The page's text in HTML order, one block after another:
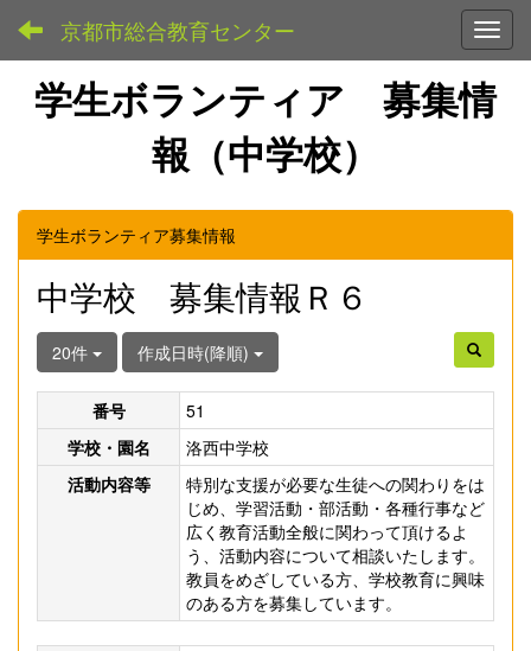
京都市総合教育センター
学生ボランティア 募集情
報（中学校）
学生ボランティア募集情報
中学校 募集情報Ｒ６
20件 作成日時(降順)
番号
51
学校・園名
洛西中学校
活動内容等
特別な支援が必要な生徒への関わりをは
じめ、学習活動・部活動・各種行事など
広く教育活動全般に関わって頂けるよ
う、活動内容について相談いたします。
教員をめざしている方、学校教育に興味
のある方を募集しています。